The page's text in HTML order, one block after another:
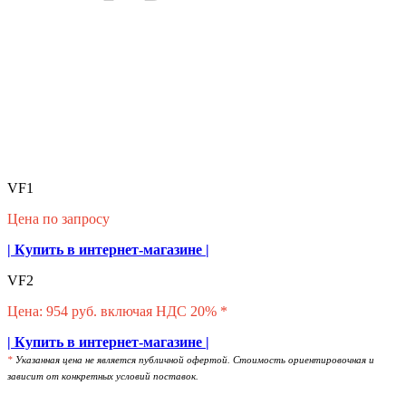
VF1
Цена по запросу
| Купить в интернет-магазине |
VF2
Цена: 954 руб. включая НДС 20% *
| Купить в интернет-магазине |
* Указанная цена не является публичной офертой. Стоимость ориентировочная и
зависит от конкретных условий поставок.